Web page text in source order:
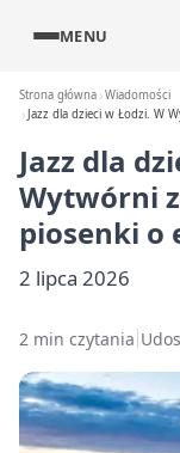
MENU
Strona główna Wiadomości
Jazz dla dzieci w Łodzi. W
Jazz dla
Wytwórni
piosenki o
2 lipca 2026
2 min czytania